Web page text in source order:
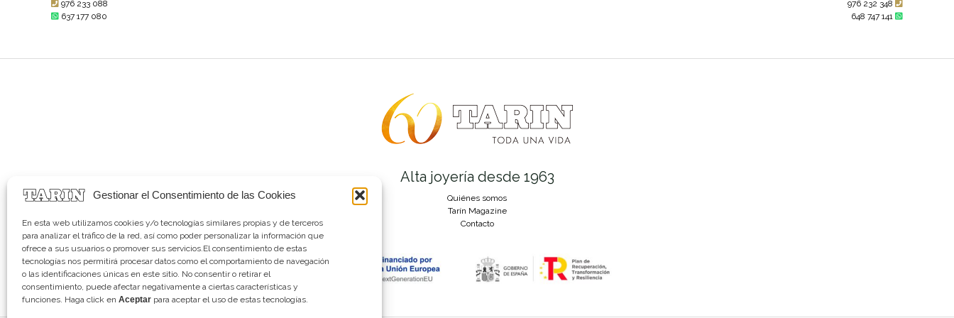
Gestionar el Consentimiento de las Cookies
En esta web utilizamos cookies y/o tecnologías similares propias y de terceros
para analizar el tráfico de la red, así como poder personalizar la información que
ofrece a sus usuarios o promover sus servicios.El consentimiento de estas
tecnologías nos permitirá procesar datos como el comportamiento de navegación
o las identificaciones únicas en este sitio. No consentir o retirar el
consentimiento, puede afectar negativamente a ciertas características y
funciones. Haga click en Aceptar para aceptar el uso de estas tecnologías.
976 233 088
637 177 080
976 232 348
648 747 141
Alta joyería desde 1963
Quiénes somos
Tarín Magazine
Contacto